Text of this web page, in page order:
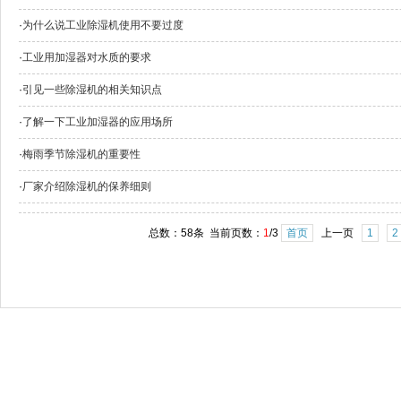
·为什么说工业除湿机使用不要过度
·工业用加湿器对水质的要求
·引见一些除湿机的相关知识点
·了解一下工业加湿器的应用场所
·梅雨季节除湿机的重要性
·厂家介绍除湿机的保养细则
总数：58条 当前页数： 1/3 首页 上一页 1 2